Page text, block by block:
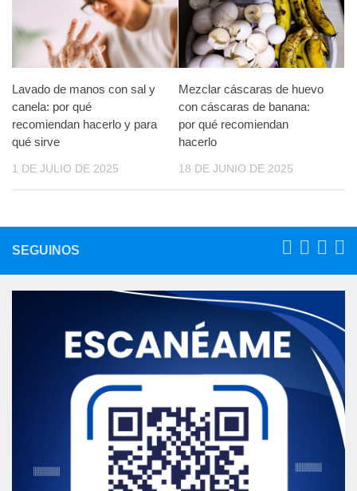
Lavado de manos con sal y
canela: por qué
recomiendan hacerlo y para
qué sirve
1 DE JULIO DE 2025
Mezclar cáscaras de huevo
con cáscaras de banana:
por qué recomiendan
hacerlo
18 DE JUNIO DE 2025
SEGUINOS